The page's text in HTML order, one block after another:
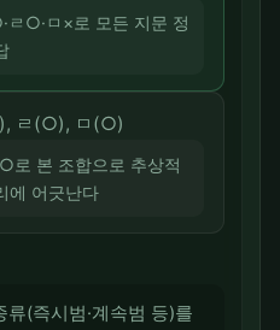
ㄹ○·ㅁ×로 모든 지문 정
ㄹ(○), ㅁ(○)
로 본 조합으로 추상적
에 어긋난다
(즉시범·계속범 등)를